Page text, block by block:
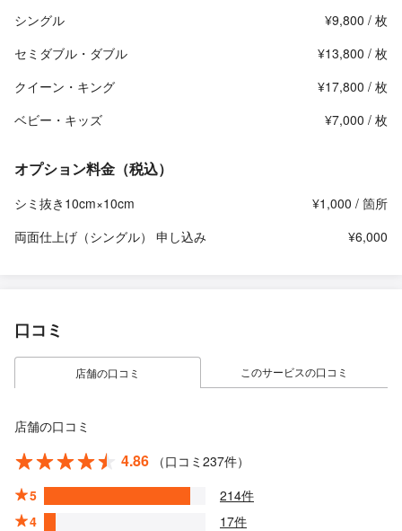
シングル
¥9,800 / 枚
セミダブル・ダブル
¥13,800 / 枚
クイーン・キング
¥17,800 / 枚
ベビー・キッズ
¥7,000 / 枚
オプション料金（税込）
シミ抜き10cm×10cm
¥1,000 / 箇所
両面仕上げ（シングル） 申し込み
¥6,000
口コミ
店舗の口コミ このサービスの口コミ
店舗の口コミ
4.86
（口コミ237件）
5
214件
4
17件